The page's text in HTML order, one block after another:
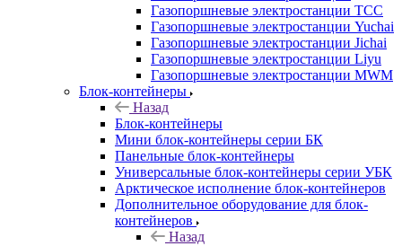
Газопоршневые электростанции ТСС
Газопоршневые электростанции Yuchai
Газопоршневые электростанции Jichai
Газопоршневые электростанции Liyu
Газопоршневые электростанции MWM
Блок-контейнеры
Назад
Блок-контейнеры
Мини блок-контейнеры серии БК
Панельные блок-контейнеры
Универсальные блок-контейнеры серии УБК
Арктическое исполнение блок-контейнеров
Дополнительное оборудование для блок-
контейнеров
Назад